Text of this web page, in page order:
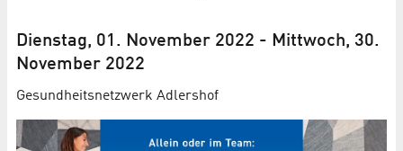
Dienstag, 01. November 2022 - Mittwoch, 30.
November 2022
Gesundheits­netzwerk Adlershof